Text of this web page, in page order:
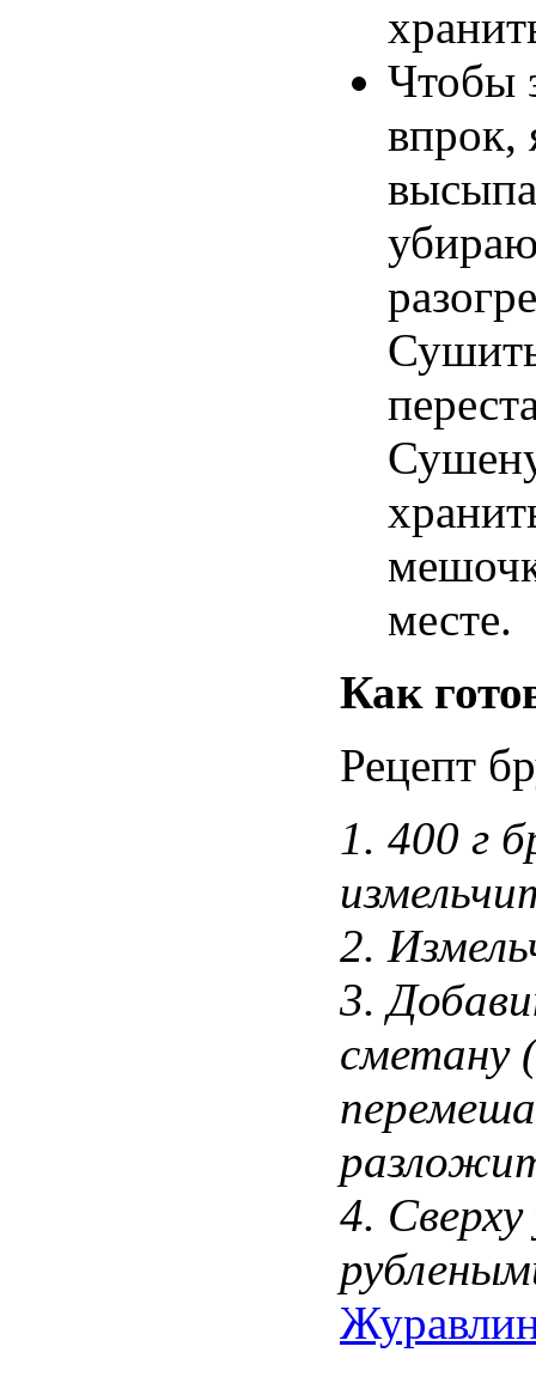
Чтобы
впрок,
месте.
Как
Рецепт
1. 400 г
2.
3.
сметану
4.